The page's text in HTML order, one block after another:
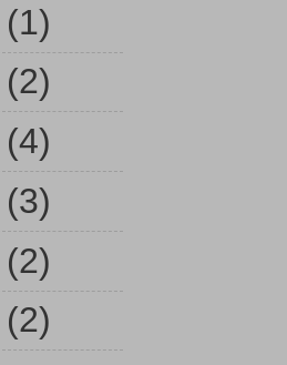
(1)
(2)
(4)
(3)
(2)
(2)